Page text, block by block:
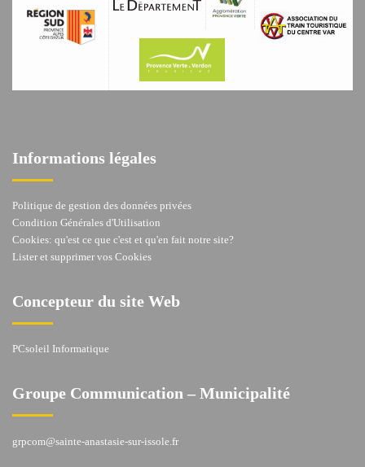
Informations légales
Politique de gestion des données privées
Condition Générales d'Utilisation
Cookies: qu'est ce que c'est et qu'en fait notre site?
Lister et supprimer vos Cookies
Concepteur du site Web
PCsoleil Informatique
Groupe Communication – Municipalité
grpcom@sainte-anastasie-sur-issole.fr